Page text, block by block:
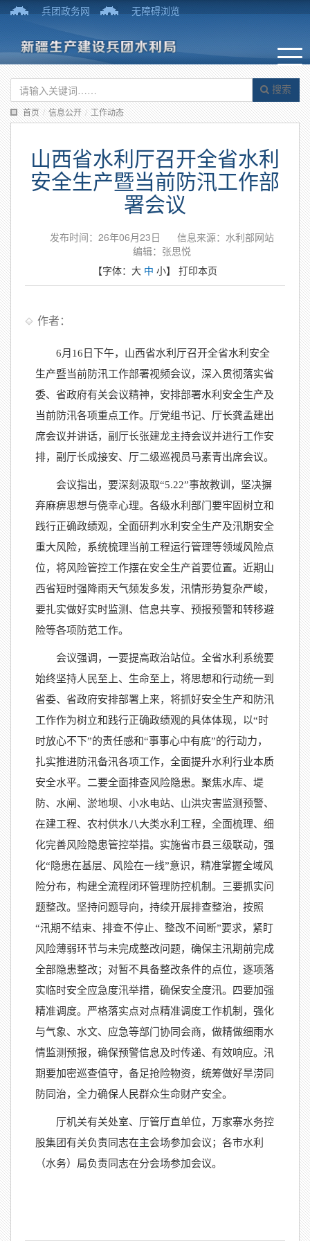
兵团政务网 无障碍浏览
搜索
首页 / 信息公开 / 工作动态
山西省水利厅召开全省水利
安全生产暨当前防汛工作部
署会议
发布时间：26年06月23日
信息来源：水利部网站
编辑：张思悦
【字体： 大 中 小】 打印本页
作者：
6月16日下午，山西省水利厅召开全省水利安全
生产暨当前防汛工作部署视频会议，深入贯彻落实省
委、省政府有关会议精神，安排部署水利安全生产及
当前防汛各项重点工作。厅党组书记、厅长龚孟建出
席会议并讲话，副厅长张建龙主持会议并进行工作安
排，副厅长成接安、厅二级巡视员马素青出席会议。
会议指出，要深刻汲取“5.22”事故教训，坚决摒
弃麻痹思想与侥幸心理。各级水利部门要牢固树立和
践行正确政绩观，全面研判水利安全生产及汛期安全
重大风险，系统梳理当前工程运行管理等领域风险点
位，将风险管控工作摆在安全生产首要位置。近期山
西省短时强降雨天气频发多发，汛情形势复杂严峻，
要扎实做好实时监测、信息共享、预报预警和转移避
险等各项防范工作。
会议强调，一要提高政治站位。全省水利系统要
始终坚持人民至上、生命至上，将思想和行动统一到
省委、省政府安排部署上来，将抓好安全生产和防汛
工作作为树立和践行正确政绩观的具体体现，以“时
时放心不下”的责任感和“事事心中有底”的行动力，
扎实推进防汛备汛各项工作，全面提升水利行业本质
安全水平。二要全面排查风险隐患。聚焦水库、堤
防、水闸、淤地坝、小水电站、山洪灾害监测预警、
在建工程、农村供水八大类水利工程，全面梳理、细
化完善风险隐患管控举措。实施省市县三级联动，强
化“隐患在基层、风险在一线”意识，精准掌握全域风
险分布，构建全流程闭环管理防控机制。三要抓实问
题整改。坚持问题导向，持续开展排查整治，按照
“汛期不结束、排查不停止、整改不间断”要求，紧盯
风险薄弱环节与未完成整改问题，确保主汛期前完成
全部隐患整改；对暂不具备整改条件的点位，逐项落
实临时安全应急度汛举措，确保安全度汛。四要加强
精准调度。严格落实点对点精准调度工作机制，强化
与气象、水文、应急等部门协同会商，做精做细雨水
情监测预报，确保预警信息及时传递、有效响应。汛
期要加密巡查值守，备足抢险物资，统筹做好旱涝同
防同治，全力确保人民群众生命财产安全。
厅机关有关处室、厅管厅直单位，万家寨水务控
股集团有关负责同志在主会场参加会议；各市水利
（水务）局负责同志在分会场参加会议。